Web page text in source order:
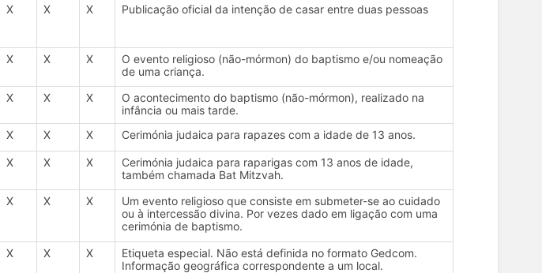
X X X Publicação oficial da intenção de casar entre duas pessoas
X X X
O evento religioso (não-mórmon) do baptismo e/ou nomeação
de uma criança.
X X X
O acontecimento do baptismo (não-mórmon), realizado na
infância ou mais tarde.
X X X Cerimónia judaica para rapazes com a idade de 13 anos.
X X X
Cerimónia judaica para raparigas com 13 anos de idade,
também chamada Bat Mitzvah.
X X X
Um evento religioso que consiste em submeter-se ao cuidado
ou à intercessão divina. Por vezes dado em ligação com uma
cerimónia de baptismo.
X X X
Etiqueta especial. Não está definida no formato Gedcom.
Informação geográfica correspondente a um local.